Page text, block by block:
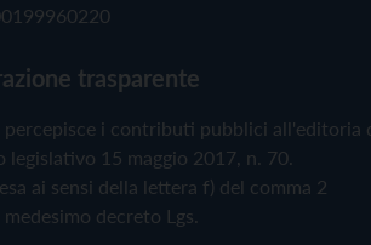
trasparente
percepisce i contributi pubblici all'editoria
legislativo 15 maggio 2017, n. 70.
ai sensi della lettera f) del comma 2
decreto Lgs.